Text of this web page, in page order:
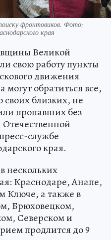
фронтовиков. Фото:
края
Великой
свою работу пункты
движения
могут обратиться все,
близких, не
пропавших без
службе
края.
нескольких
Краснодаре, Анапе,
Ключе, а также в
Брюховецком,
Северском и
продлится до 9